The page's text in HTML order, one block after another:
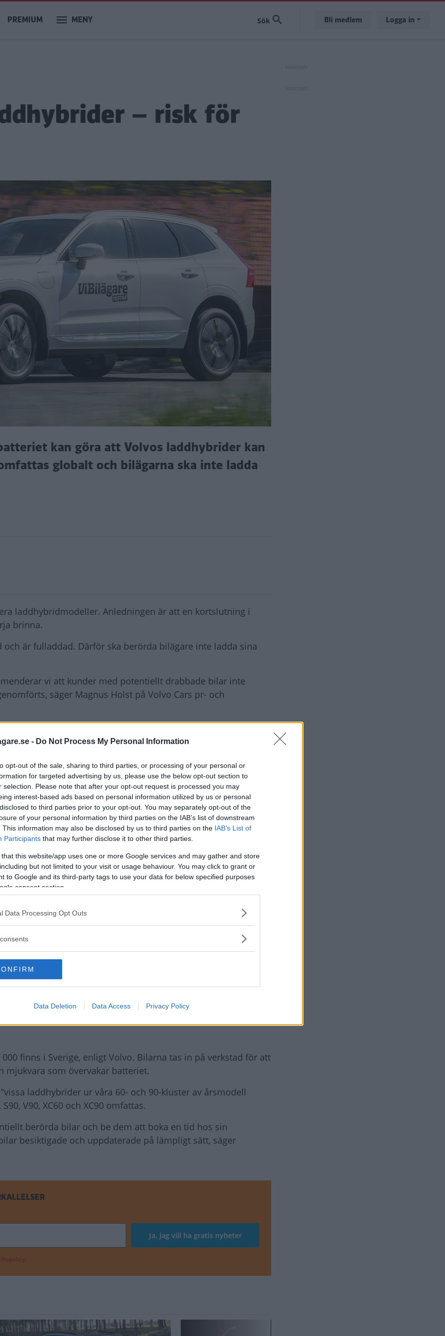
- Do Not Process My Personal Information
opt-out of the sale, sharing to third parties, or processing of your personal or
for targeted advertising by us, please use the below opt-out section to
selection. Please note that after your opt-out request is processed you may
interest-based ads based on personal information utilized by us or personal
to third parties prior to your opt-out. You may separately opt-out of the
of your personal information by third parties on the IAB’s list of downstream
This information may also be disclosed by us to third parties on the IAB’s List of
Participants that may further disclose it to other third parties.
that this website/app uses one or more Google services and may gather and store
but not limited to your visit or usage behaviour. You may click to grant or
to Google and its third-party tags to use your data for below specified purposes
consent section.
Data Processing Opt Outs
Data Deletion Data Access Privacy Policy
PREMIUM MENY Bli medlem Logga in
– risk för
kan göra att Volvos laddhybrider kan
globalt och bilägarna ska inte ladda
laddhybridmodeller. Anledningen är att en kortslutning i
brinna.
är fulladdad. Därför ska berörda bilägare inte ladda sina
vi att kunder med potentiellt drabbade bilar inte
säger Magnus Holst på Volvo Cars pr- och
i batterimodulen”. Batterierna har tillverkats av LG och
– vara detsamma som iFord Kuga som också återkallats
finns i Sverige, enligt Volvo. Bilarna tas in på verkstad för att
mjukvara som övervakar batteriet.
laddhybrider ur våra 60- och 90-kluster av årsmodell
V90, XC60 och XC90 omfattas.
berörda bilar och be dem att boka en tid hos sin
besiktigade och uppdaterade på lämpligt sätt, säger